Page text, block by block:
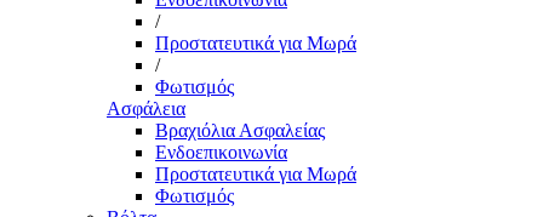
/
Προστατευτικά για Μωρά
/
Φωτισμός
Ασφάλεια
Βραχιόλια Ασφαλείας
Ενδοεπικοινωνία
Προστατευτικά για Μωρά
Φωτισμός